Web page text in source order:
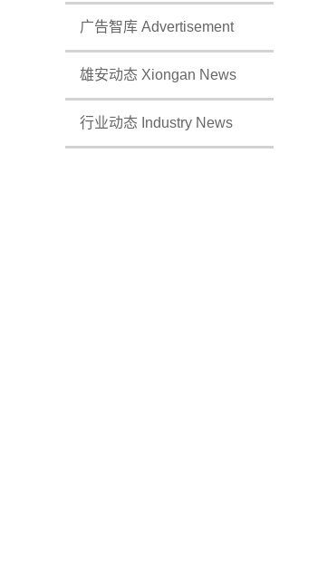
广告智库 Advertisement
雄安动态 Xiongan News
行业动态 Industry News